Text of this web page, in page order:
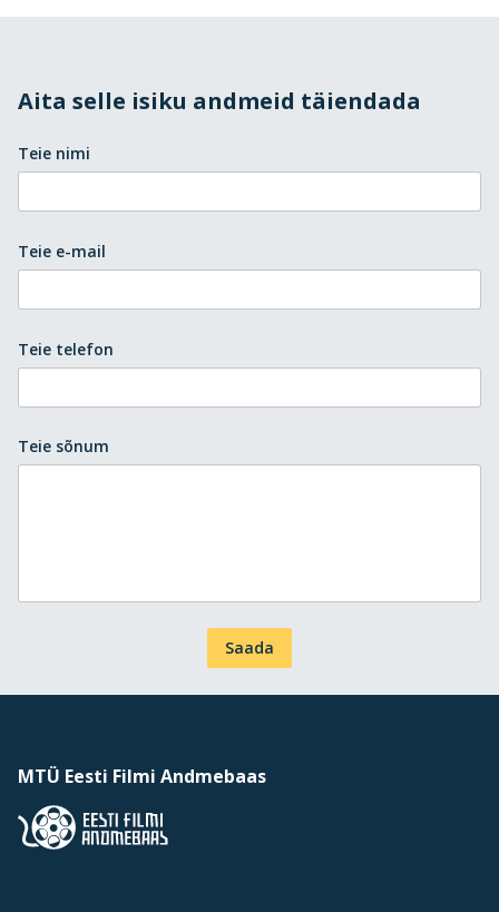
Aita selle isiku andmeid täiendada
Teie nimi
Teie e-mail
Teie telefon
Teie sõnum
Saada
MTÜ Eesti Filmi Andmebaas